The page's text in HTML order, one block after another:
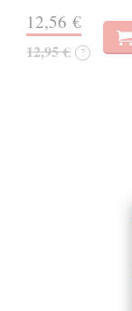
12,56 €
12,95 € ?